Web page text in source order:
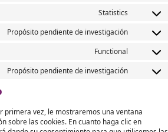
Statistics
Statistics,
Marketing,